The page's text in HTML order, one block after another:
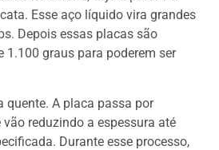
Esse aço líquido vira grandes
Depois essas placas são
1.100 graus para poderem ser
quente. A placa passa por
reduzindo a espessura até
Durante esse processo,